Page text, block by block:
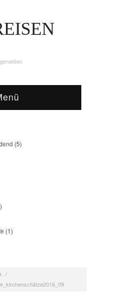
(5)
(1)
/